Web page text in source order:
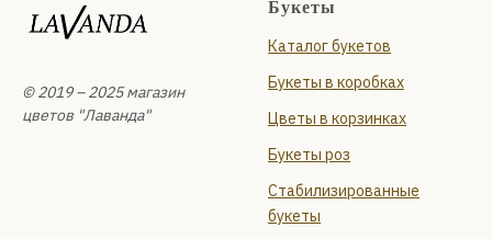
© 2019 – 2025 магазин
цветов "Лаванда"
Букеты
Каталог букетов
Букеты в коробках
Цветы в корзинках
Букеты роз
Стабилизированные
букеты